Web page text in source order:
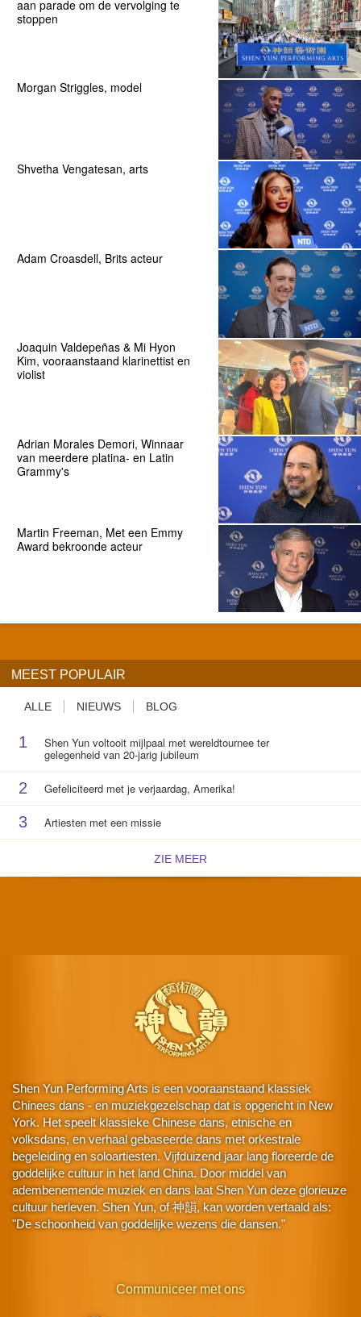
aan parade om de vervolging te
stoppen
Morgan Striggles, model
Shvetha Vengatesan, arts
Adam Croasdell, Brits acteur
Joaquin Valdepeñas & Mi Hyon
Kim, vooraanstaand klarinettist en
violist
Adrian Morales Demori, Winnaar
van meerdere platina- en Latin
Grammy's
Martin Freeman, Met een Emmy
Award bekroonde acteur
MEEST POPULAIR
ALLE NIEUWS BLOG
1 Shen Yun voltooit mijlpaal met wereldtournee ter
gelegenheid van 20-jarig jubileum
2 Gefeliciteerd met je verjaardag, Amerika!
3 Artiesten met een missie
ZIE MEER
Shen Yun Performing Arts is een vooraanstaand klassiek
Chinees dans - en muziekgezelschap dat is opgericht in New
York. Het speelt klassieke Chinese dans, etnische en
volksdans, en verhaal gebaseerde dans met orkestrale
begeleiding en soloartiesten. Vijfduizend jaar lang floreerde de
goddelijke cultuur in het land China. Door middel van
adembenemende muziek en dans laat Shen Yun deze glorieuze
cultuur herleven. Shen Yun, of 神韻, kan worden vertaald als:
"De schoonheid van goddelijke wezens die dansen."
Communiceer met ons